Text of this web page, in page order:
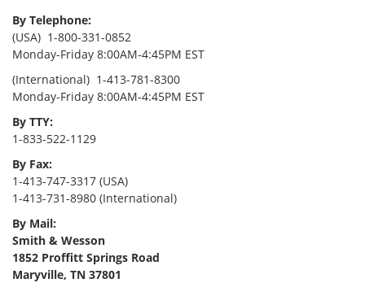
By Telephone:
(USA) 1-800-331-0852
Monday-Friday 8:00AM-4:45PM EST
(International) 1-413-781-8300
Monday-Friday 8:00AM-4:45PM EST
By TTY:
1-833-522-1129
By Fax:
1-413-747-3317 (USA)
1-413-731-8980 (International)
By Mail:
Smith & Wesson
1852 Proffitt Springs Road
Maryville, TN 37801